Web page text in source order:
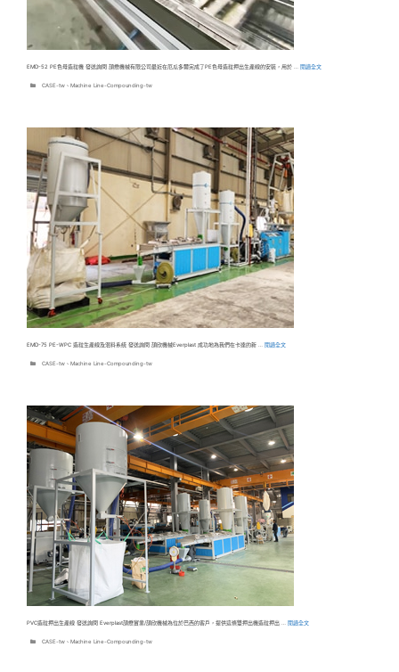
EMD-52 PE色母造粒機 發送詢問 頡懋機械有限公司最近在厄瓜多爾完成了PE色母造粒押出生產線的安裝，用於 … 閱讀全文
分CASE-tw、 Machine Line-Compounding-tw
EMD-75 PE-WPC 造粒生產線及混料系統 發送詢問 頡欣機械Everplast 成功地為我們在卡達的新 … 閱讀全文
分CASE-tw、 Machine Line-Compounding-tw
PVC造粒押出生產線 發送詢問 Everplast頡懋實業/頡欣機械為位於巴西的客戶，提供這條雙押出機造粒押出 … 閱讀全文
分CASE-tw、 Machine Line-Compounding-tw